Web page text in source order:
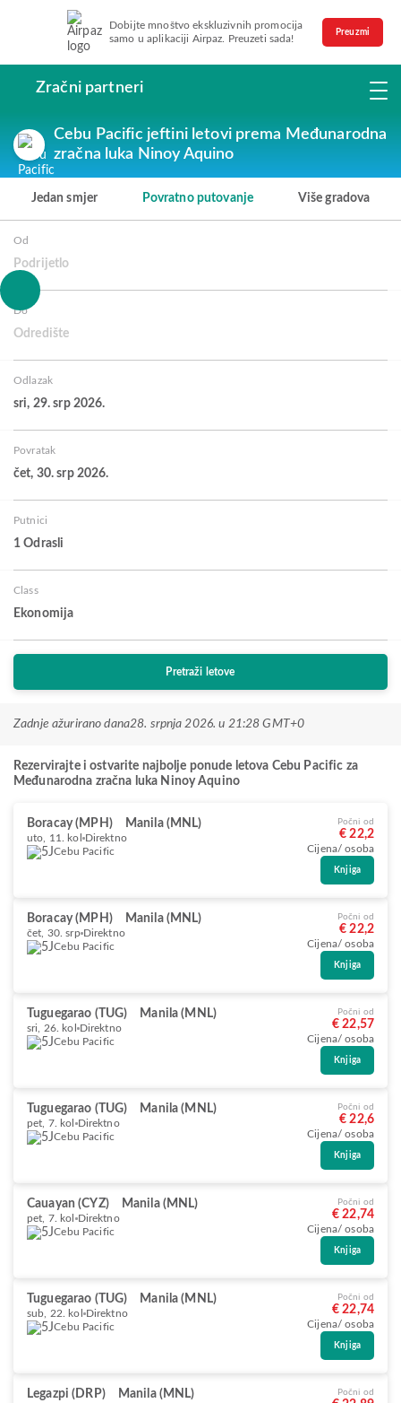
Dobijte mnoštvo ekskluzivnih promocija
samo u aplikaciji Airpaz. Preuzeti sada!
Preuzmi
Zračni partneri
Cebu Pacific jeftini letovi prema Međunarodna
zračna luka Ninoy Aquino
Jedan smjer Povratno putovanje Više gradova
Od
Podrijetlo
Do
Odredište
Odlazak
sri, 29. srp 2026.
Povratak
čet, 30. srp 2026.
Putnici
1 Odrasli
Class
Ekonomija
Pretraži letove
Zadnje ažurirano dana28. srpnja 2026. u 21:28 GMT+0
Rezervirajte i ostvarite najbolje ponude letova Cebu Pacific za
Međunarodna zračna luka Ninoy Aquino
Boracay (MPH) Manila (MNL)
uto, 11. kol Direktno
Cebu Pacific
Počni od
€ 22,2
Cijena/ osoba
Knjiga
Boracay (MPH) Manila (MNL)
čet, 30. srp Direktno
Cebu Pacific
Počni od
€ 22,2
Cijena/ osoba
Knjiga
Tuguegarao (TUG) Manila (MNL)
sri, 26. kol Direktno
Cebu Pacific
Počni od
€ 22,57
Cijena/ osoba
Knjiga
Tuguegarao (TUG) Manila (MNL)
pet, 7. kol Direktno
Cebu Pacific
Počni od
€ 22,6
Cijena/ osoba
Knjiga
Cauayan (CYZ) Manila (MNL)
pet, 7. kol Direktno
Cebu Pacific
Počni od
€ 22,74
Cijena/ osoba
Knjiga
Tuguegarao (TUG) Manila (MNL)
sub, 22. kol Direktno
Cebu Pacific
Počni od
€ 22,74
Cijena/ osoba
Knjiga
Legazpi (DRP) Manila (MNL) Počni od